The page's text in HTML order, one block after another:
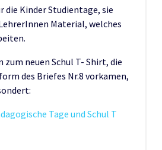
die Kinder Studientage, sie
Material, welches
neuen Schul T- Shirt, die
des Briefes Nr.8 vorkamen,
Tage und Schul T